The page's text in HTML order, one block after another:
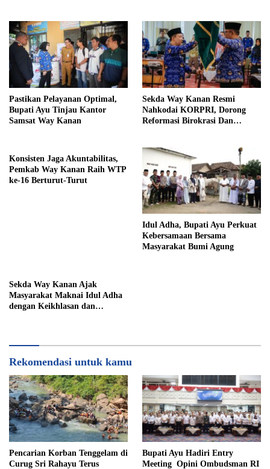
Pastikan Pelayanan Optimal,
Bupati Ayu Tinjau Kantor
Samsat Way Kanan
Sekda Way Kanan Resmi
Nahkodai KORPRI, Dorong
Reformasi Birokrasi Dan
Konsisten Jaga Akuntabilitas,
Pemkab Way Kanan Raih WTP
ke-16 Berturut-Turut
Idul Adha, Bupati Ayu Perkuat
Kebersamaan Bersama
Masyarakat Bumi Agung
Sekda Way Kanan Ajak
Masyarakat Maknai Idul Adha
dengan Keikhlasan dan
Rekomendasi untuk kamu
Pencarian Korban Tenggelam di
Curug Sri Rahayu Terus
Bupati Ayu Hadiri Entry
Meeting Opini Ombudsman RI